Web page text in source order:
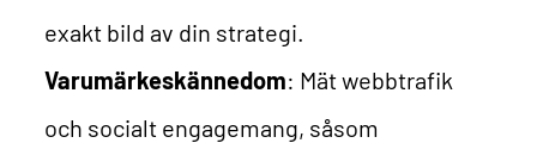
exakt bild av din strategi.
Varumärkeskännedom: Mät webbtrafik
och socialt engagemang, såsom